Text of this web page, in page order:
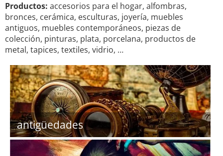
Productos: accesorios para el hogar, alfombras,
bronces, cerámica, esculturas, joyería, muebles
antiguos, muebles contemporáneos, piezas de
colección, pinturas, plata, porcelana, productos de
metal, tapices, textiles, vidrio, …
antigüedades